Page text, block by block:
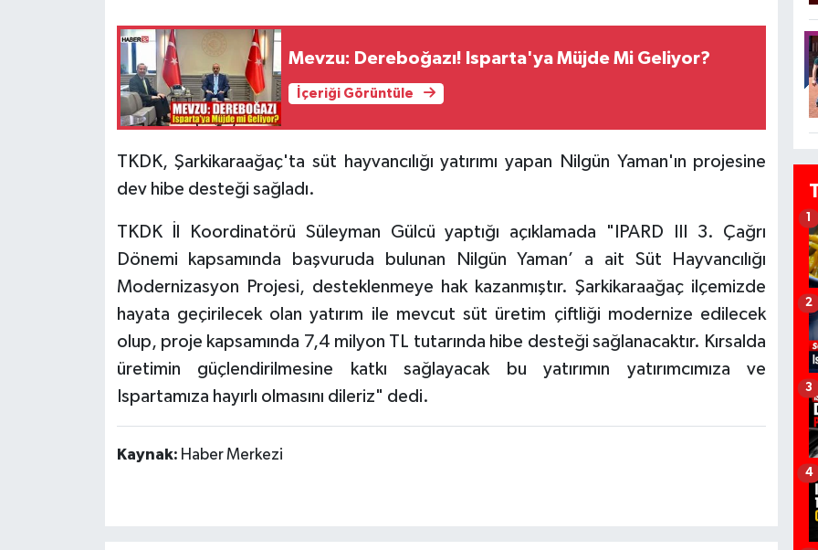
Mevzu: Dereboğazı! Isparta'ya Müjde Mi Geliyor?
İçeriği Görüntüle
TKDK, Şarkikaraağaç'ta süt hayvancılığı yatırımı yapan Nilgün Yaman'ın projesine
dev hibe desteği sağladı.
TKDK İl Koordinatörü Süleyman Gülcü yaptığı açıklamada "IPARD III 3. Çağrı
Dönemi kapsamında başvuruda bulunan Nilgün Yaman’ a ait Süt Hayvancılığı
Modernizasyon Projesi, desteklenmeye hak kazanmıştır. Şarkikaraağaç ilçemizde
hayata geçirilecek olan yatırım ile mevcut süt üretim çiftliği modernize edilecek
olup, proje kapsamında 7,4 milyon TL tutarında hibe desteği sağlanacaktır. Kırsalda
üretimin güçlendirilmesine katkı sağlayacak bu yatırımın yatırımcımıza ve
Ispartamıza hayırlı olmasını dileriz" dedi.
Kaynak: Haber Merkezi
1
2
3
4
Tarihi Yapılarımız